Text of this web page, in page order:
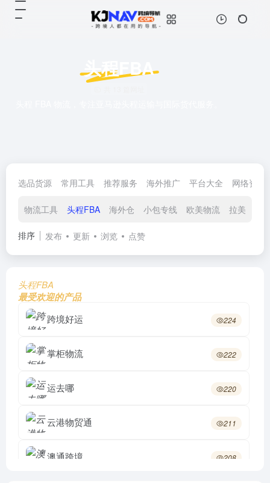
头程FBA
选品货源 常用工具 推荐服务 海外推广 平台大全 网络资源
物流工具 头程FBA 海外仓 小包专线 欧美物流 拉美物流
排序 发布 更新 浏览 点赞
头程FBA
最受欢迎的产品
跨境好运 224
掌柜物流 222
运去哪 220
云港物贸通 211
澳通跨境 208